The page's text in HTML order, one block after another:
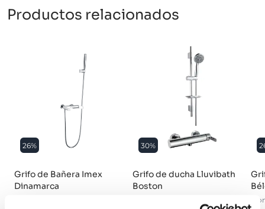
Productos relacionados
26%
Grifo de Bañera Imex
Dinamarca
30%
Grifo de ducha Lluvibath
Boston